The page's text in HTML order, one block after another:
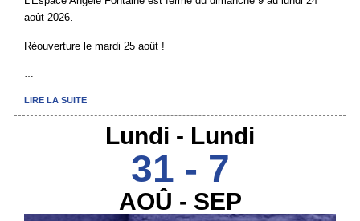
août 2026.
Réouverture le mardi 25 août !
…
LIRE LA SUITE
Lundi - Lundi
31 - 7
AOÛ - SEP